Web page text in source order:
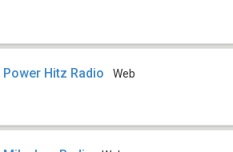
Power Hitz Radio Web